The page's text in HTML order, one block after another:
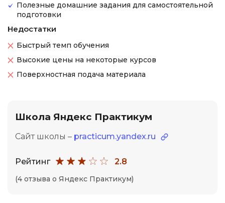
Полезные домашние задания для самостоятельной
подготовки
Недостатки
Быстрый темп обучения
Высокие цены на некоторые курсов
Поверхностная подача материала
Школа Яндекс Практикум
Сайт школы – practicum.yandex.ru
Рейтинг 2.8
(4 отзыва о Яндекс Практикум)